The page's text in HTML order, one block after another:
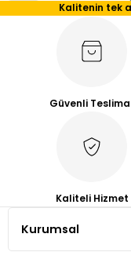
Kalitenin tek
Güvenli
Kaliteli Hizmet
Kurumsal